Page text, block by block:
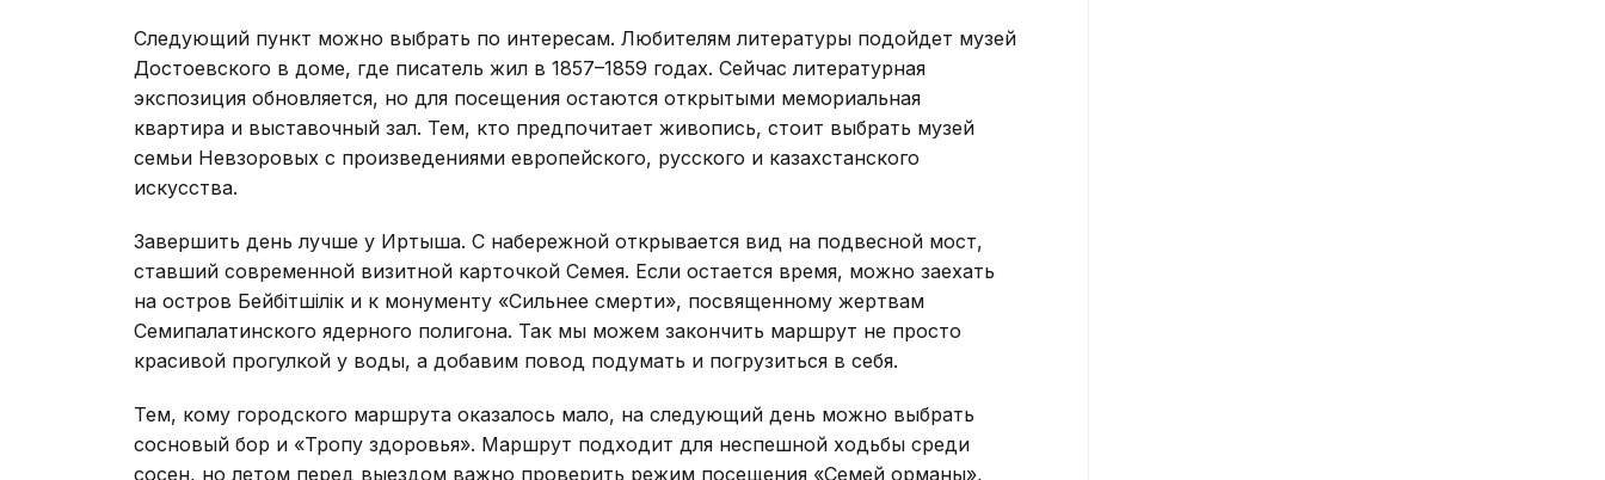
Следующий пункт можно выбрать по интересам. Любителям литературы подойдет музей
Достоевского в доме, где писатель жил в 1857–1859 годах. Сейчас литературная
экспозиция обновляется, но для посещения остаются открытыми мемориальная
квартира и выставочный зал. Тем, кто предпочитает живопись, стоит выбрать музей
семьи Невзоровых с произведениями европейского, русского и казахстанского
искусства.
Завершить день лучше у Иртыша. С набережной открывается вид на подвесной мост,
ставший современной визитной карточкой Семея. Если остается время, можно заехать
на остров Бейбітшілік и к монументу «Сильнее смерти», посвященному жертвам
Семипалатинского ядерного полигона. Так мы можем закончить маршрут не просто
красивой прогулкой у воды, а добавим повод подумать и погрузиться в себя.
Тем, кому городского маршрута оказалось мало, на следующий день можно выбрать
сосновый бор и «Тропу здоровья». Маршрут подходит для неспешной ходьбы среди
сосен, но летом перед выездом важно проверить режим посещения «Семей орманы»,